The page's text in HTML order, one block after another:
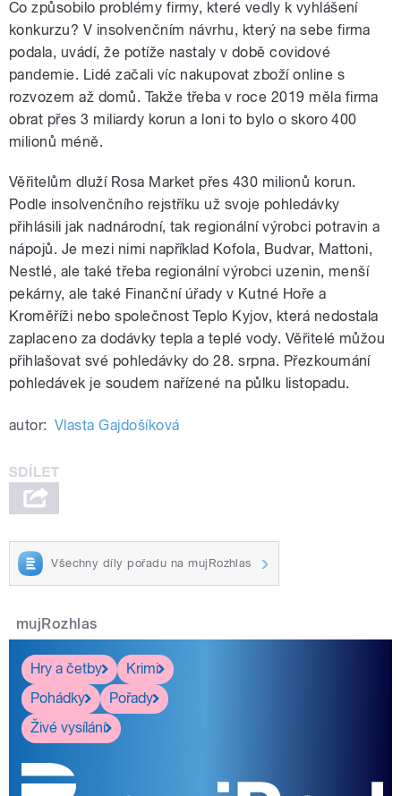
Co způsobilo problémy firmy, které vedly k vyhlášení
konkurzu? V insolvenčním návrhu, který na sebe firma
podala, uvádí, že potíže nastaly v době covidové
pandemie. Lidé začali víc nakupovat zboží online s
rozvozem až domů. Takže třeba v roce 2019 měla firma
obrat přes 3 miliardy korun a loni to bylo o skoro 400
milionů méně.
Věřitelům dluží Rosa Market přes 430 milionů korun.
Podle insolvenčního rejstříku už svoje pohledávky
přihlásili jak nadnárodní, tak regionální výrobci potravin a
nápojů. Je mezi nimi například Kofola, Budvar, Mattoni,
Nestlé, ale také třeba regionální výrobci uzenin, menší
pekárny, ale také Finanční úřady v Kutné Hoře a
Kroměříži nebo společnost Teplo Kyjov, která nedostala
zaplaceno za dodávky tepla a teplé vody. Věřitelé můžou
přihlašovat své pohledávky do 28. srpna. Přezkoumání
pohledávek je soudem nařízené na půlku listopadu.
autor: Vlasta Gajdošíková
Všechny díly pořadu na mujRozhlas
mujRozhlas
Hry a četby
Krimi
Pohádky
Pořady
Živé vysílání